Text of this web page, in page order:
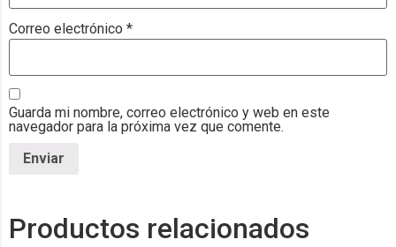
Correo electrónico *
Guarda mi nombre, correo electrónico y web en este
navegador para la próxima vez que comente.
Productos relacionados